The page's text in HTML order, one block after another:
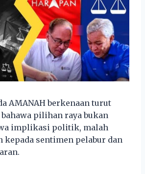
AMANAH berkenaan turut
pilihan raya bukan
implikasi politik, malah
kepada sentimen pelabur dan